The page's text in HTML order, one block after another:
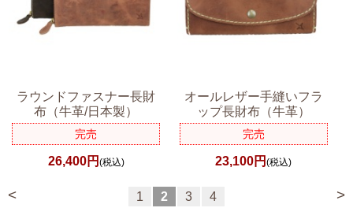
ラウンドファスナー長財
布（牛革/日本製）
完売
26,400円 (税込)
オールレザー手縫いフラ
ップ長財布（牛革）
完売
23,100円(税込)
< >
1 2 3 4